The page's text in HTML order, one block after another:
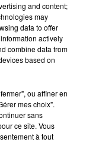
de Gaza.
droits de
Maître Patrick
les
de Gaza.
attendu
ensuite en
and content;
may
data to offer
actively
combine data from
based on
ou affiner en
mes choix".
sans
ce site. Vous
à tout